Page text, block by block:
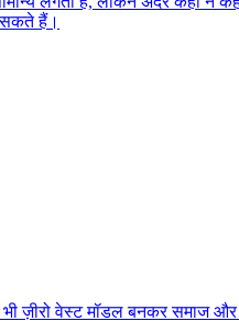
सकते हैं।
भी ज़ीरो वेस्ट मॉडल बनकर समाज